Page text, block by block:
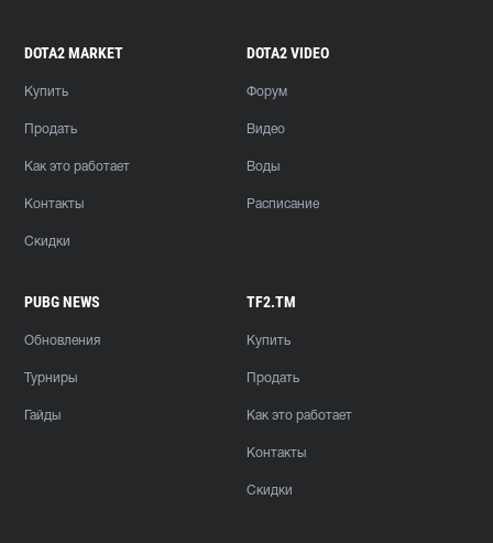
DOTA2 MARKET
Купить
Продать
Как это работает
Контакты
Скидки
DOTA2 VIDEO
Форум
Видео
Воды
Расписание
PUBG NEWS
Обновления
Турниры
Гайды
TF2.TM
Купить
Продать
Как это работает
Контакты
Скидки